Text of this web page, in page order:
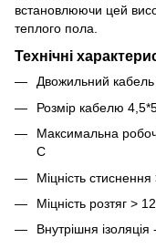
встановлюючи цей
теплого пола.
Технічні
Двожильний кабель
Розмір кабелю
Максимальна
С
Міцність
Міцність розтяг >
Внутрішня